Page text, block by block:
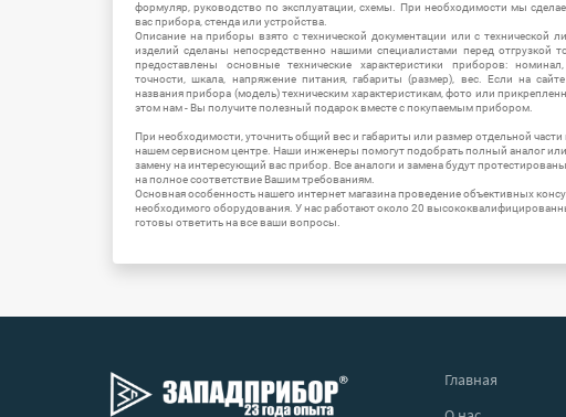
формуляр, руководство по эксплуатации, схемы. При необходимости мы
вас прибора, стенда или устройства.
Описание на приборы взято с технической документации или с технической
изделий сделаны непосредственно нашими специалистами перед отгрузкой
предоставлены основные технические характеристики приборов:
точности, шкала, напряжение питания, габариты (размер), вес. Если на
названия прибора (модель) техническим характеристикам, фото или
этом нам - Вы получите полезный подарок вместе с покупаемым прибором.
При необходимости, уточнить общий вес и габариты или размер отдельной
нашем сервисном центре. Наши инженеры помогут подобрать полный аналог
замену на интересующий вас прибор. Все аналоги и замена будут
на полное соответствие Вашим требованиям.
Основная особенность нашего интернет магазина проведение объективных
необходимого оборудования. У нас работают около 20
готовы ответить на все ваши вопросы.
Главная